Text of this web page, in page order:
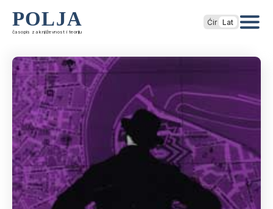
POLJA
časopis za književnost i teoriju
Ćir Lat